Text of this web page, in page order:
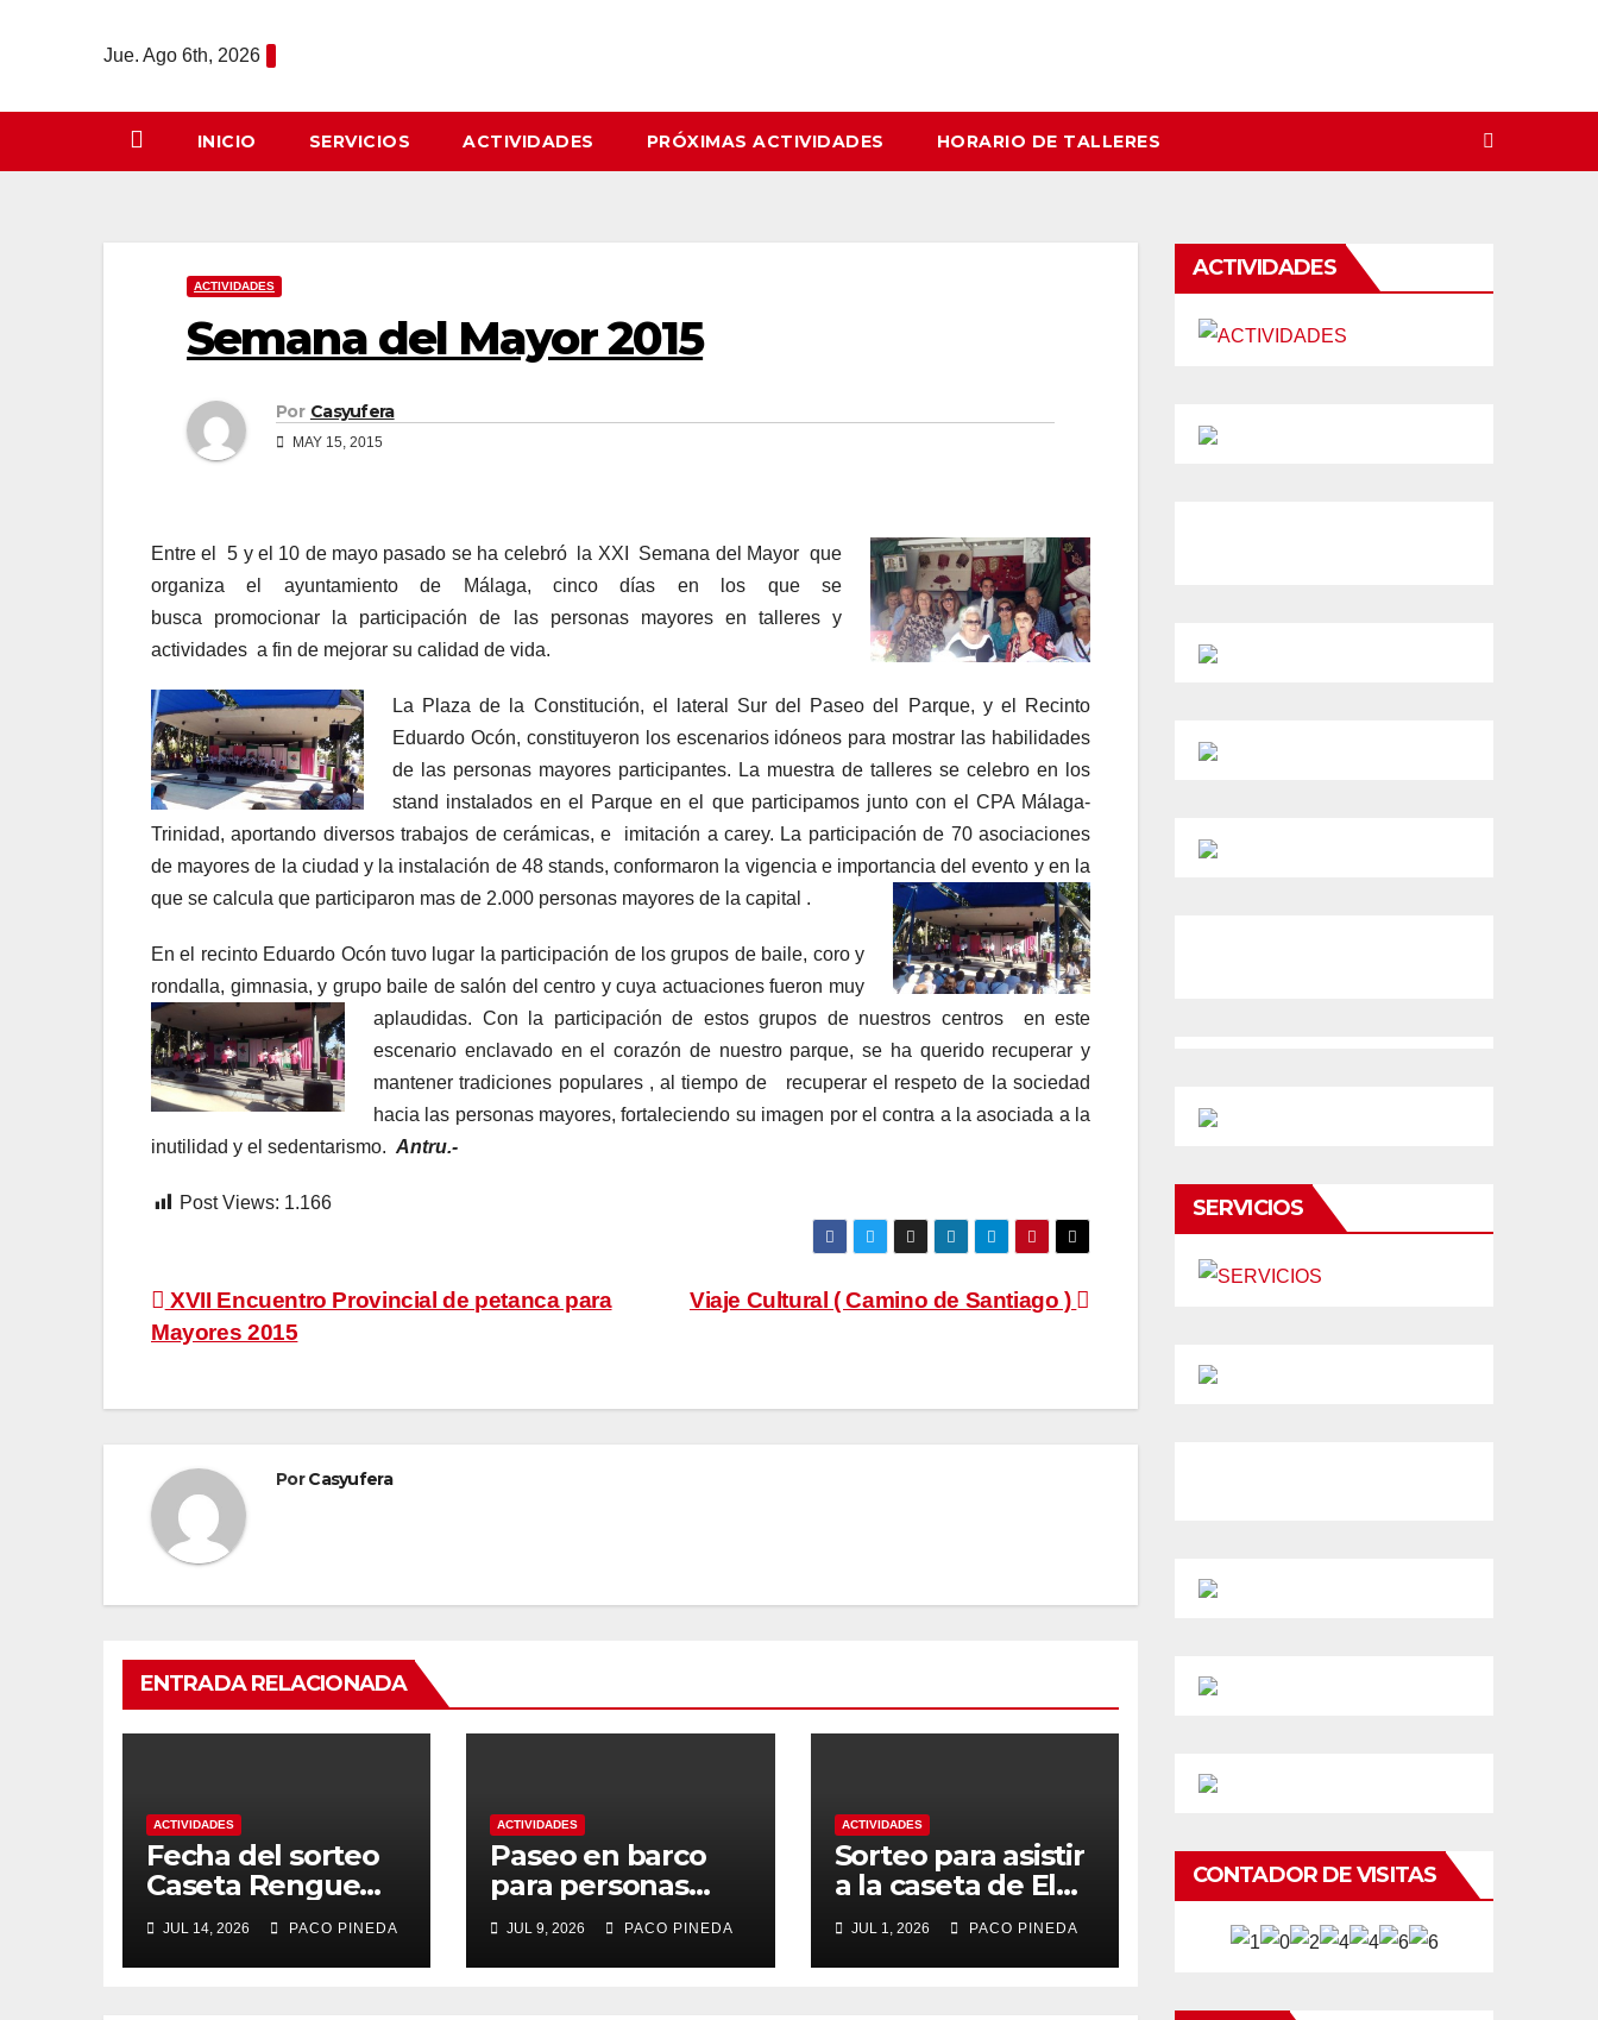
Jue. Ago 6th, 2026
INICIO SERVICIOS ACTIVIDADES PRÓXIMAS ACTIVIDADES HORARIO DE TALLERES
ACTIVIDADES
Semana del Mayor 2015
Por Casyufera
MAY 15, 2015
Entre el 5 y el 10 de mayo pasado se ha celebró la XXI Semana del Mayor que
organiza el ayuntamiento de Málaga, cinco días en los que se
busca promocionar la participación de las personas mayores en talleres y
actividades a fin de mejorar su calidad de vida.
La Plaza de la Constitución, el lateral Sur del Paseo del Parque, y el Recinto
Eduardo Ocón, constituyeron los escenarios idóneos para mostrar las habilidades
de las personas mayores participantes. La muestra de talleres se celebro en los
stand instalados en el Parque en el que participamos junto con el CPA Málaga-
Trinidad, aportando diversos trabajos de cerámicas, e imitación a carey. La participación de 70 asociaciones
de mayores de la ciudad y la instalación de 48 stands, conformaron la vigencia e importancia del evento y en la
que se calcula que participaron mas de 2.000 personas mayores de la capital .
En el recinto Eduardo Ocón tuvo lugar la participación de los grupos de baile, coro y
rondalla, gimnasia, y grupo baile de salón del centro y cuya actuaciones fueron muy
aplaudidas. Con la participación de estos grupos de nuestros centros en este
escenario enclavado en el corazón de nuestro parque, se ha querido recuperar y
mantener tradiciones populares , al tiempo de recuperar el respeto de la sociedad
hacia las personas mayores, fortaleciendo su imagen por el contra a la asociada a la
inutilidad y el sedentarismo. Antru.-
Post Views: 1.166
Navegación
de
entradas
Viaje Cultural ( Camino de Santiago )
XVII Encuentro Provincial de petanca para
Mayores 2015
PorCasyufera
ENTRADA RELACIONADA
ACTIVIDADES
Fecha del sorteo
Caseta Rengue
Feria de Málaga
2026
JUL 14, 2026 PACO PINEDA
ACTIVIDADES
Paseo en barco
para personas
mayores
JUL 9, 2026 PACO PINEDA
ACTIVIDADES
Sorteo para asistir
a la caseta de El
Rengue, Feria de
Málaga 2026
JUL 1, 2026 PACO PINEDA
ACTIVIDADES
SERVICIOS
CONTADOR DE VISITAS